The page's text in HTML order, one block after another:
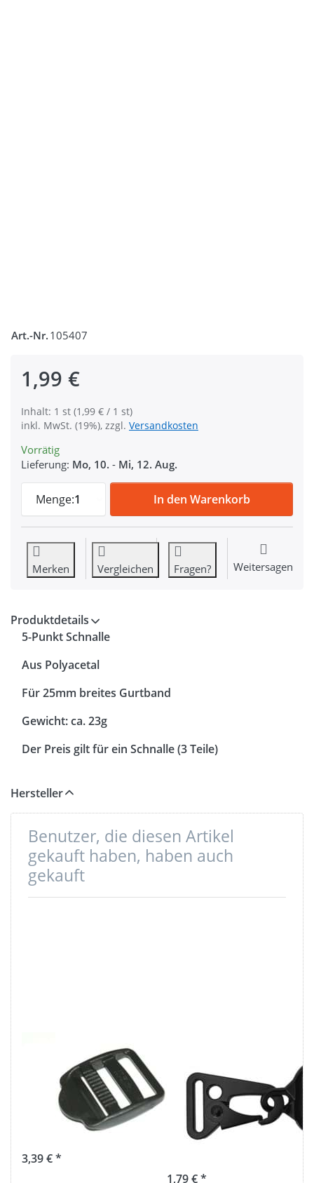
Art.-Nr. 105407
1,99 €
Inhalt: 1 st (1,99 € / 1 st)
inkl. MwSt. (19%), zzgl. Versandkosten
Vorrätig
Lieferung: Mo, 10. - Mi, 12. Aug.
Menge:1
5-Punkt Schnalle F5W - 25mm Durchlass
In den Warenkorb
Merken Vergleichen Fragen? Weitersagen
Produktdetails
5-Punkt Schnalle
Aus Polyacetal
Für 25mm breites Gurtband
Gewicht: ca. 23g
Der Preis gilt für ein Schnalle (3 Teile)
Hersteller
Benutzer, die diesen Artikel
gekauft haben, haben auch
gekauft
Spannschnallen
für 25mm
breites
Gurtband
3,39 € *
Zinkdruckguss -
25mm
Durchlass -
schwarz - 1
1,79 € *